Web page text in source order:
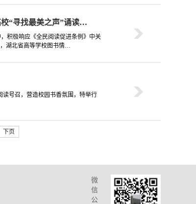
“寻找最美之声”诵读…
积极响应《全民阅读促进条例》中关
湖北省高等学校图书情…
读号召，营造校园书香氛围，特举行
下页
微
信
公